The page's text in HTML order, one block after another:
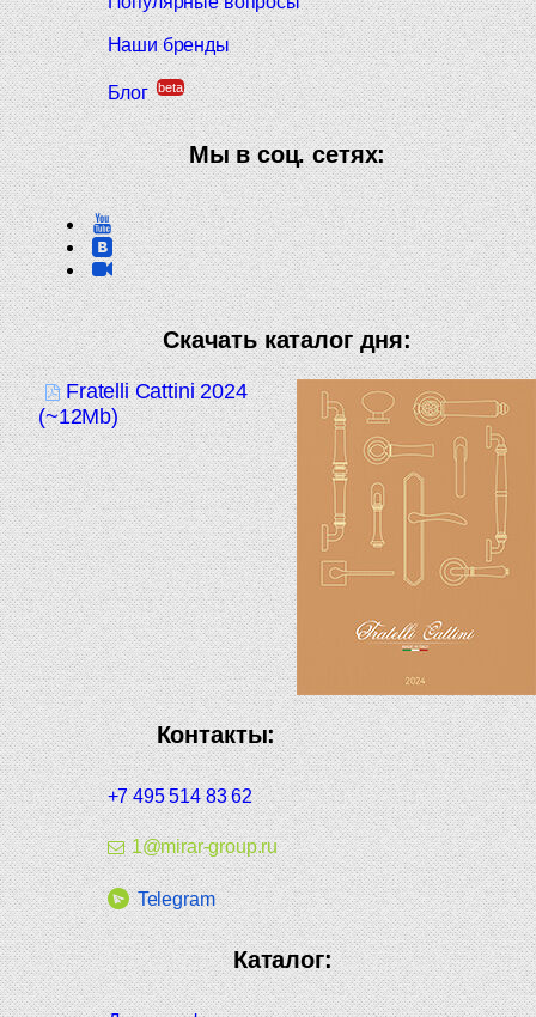
Наши бренды
Блог beta
Мы в соц. сетях:
Скачать каталог дня:
Fratelli Cattini 2024
(~12Mb)
Контакты:
+7 495 514 83 62
1@mirar-group.ru
Telegram
Каталог: